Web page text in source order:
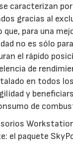
caracterizan
gracias al
para una
no es sólo
el rápido
de
en todos
y
de
el paquete